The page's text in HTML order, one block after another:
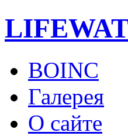
LIFE
BOINC
Галерея
О сайте